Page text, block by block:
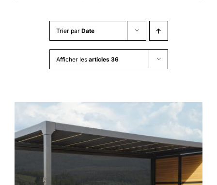
Trier par Date
Afficher les articles 36